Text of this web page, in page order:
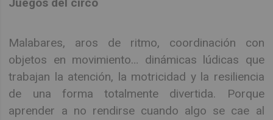
Malabares, aros de ritmo, coordinación con
objetos en movimiento… dinámicas lúdicas que
trabajan la atención, la motricidad y la resiliencia
de una forma totalmente divertida. Porque
aprender a no rendirse cuando algo se cae al